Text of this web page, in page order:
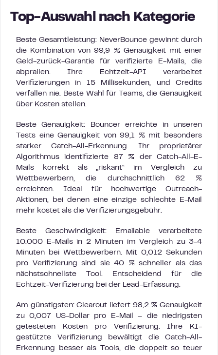
Top-Auswahl nach Kategorie
Beste Gesamtleistung: NeverBounce gewinnt durch
die Kombination von 99,9 % Genauigkeit mit einer
Geld-zurück-Garantie für verifizierte E-Mails, die
abprallen. Ihre Echtzeit-API verarbeitet
Verifizierungen in 15 Millisekunden, und Credits
verfallen nie. Beste Wahl für Teams, die Genauigkeit
über Kosten stellen.
Beste Genauigkeit: Bouncer erreichte in unseren
Tests eine Genauigkeit von 99,1 % mit besonders
starker Catch-All-Erkennung. Ihr proprietärer
Algorithmus identifizierte 87 % der Catch-All-E-
Mails korrekt als „riskant“ im Vergleich zu
Wettbewerbern, die durchschnittlich 62 %
erreichten. Ideal für hochwertige Outreach-
Aktionen, bei denen eine einzige schlechte E-Mail
mehr kostet als die Verifizierungsgebühr.
Beste Geschwindigkeit: Emailable verarbeitete
10.000 E-Mails in 2 Minuten im Vergleich zu 3-4
Minuten bei Wettbewerbern. Mit 0,012 Sekunden
pro Verifizierung sind sie 40 % schneller als das
nächstschnellste Tool. Entscheidend für die
Echtzeit-Verifizierung bei der Lead-Erfassung.
Am günstigsten: Clearout liefert 98,2 % Genauigkeit
zu 0,007 US-Dollar pro E-Mail – die niedrigsten
getesteten Kosten pro Verifizierung. Ihre KI-
gestützte Verifizierung bewältigt die Catch-All-
Erkennung besser als Tools, die doppelt so teuer